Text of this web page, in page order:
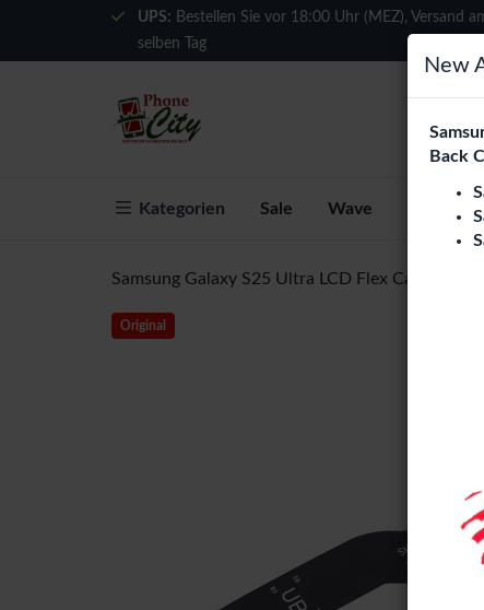
UPS: Bestellen Sie vor 18:00 Uhr (MEZ), Versand
selben Tag
Kategorien Sale Wave Über
Samsung Galaxy S25 Ultra LCD Flex Cable (Ori)
Original
New
Back